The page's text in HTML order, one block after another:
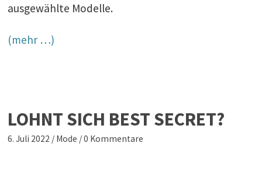
ausgewählte Modelle.
(mehr …)
LOHNT SICH BEST SECRET?
6. Juli 2022 / Mode /0 Kommentare